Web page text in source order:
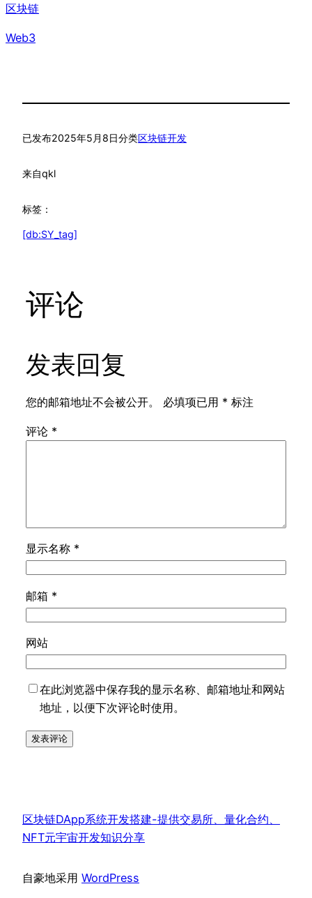
区块链
Web3
已发布2025年5月8日分类区块链开发
来自qkl
标签：
[db:SY_tag]
评论
发表回复
您的邮箱地址不会被公开。 必填项已用 * 标注
评论 *
显示名称 *
邮箱 *
网站
在此浏览器中保存我的显示名称、邮箱地址和网站
地址，以便下次评论时使用。
区块链DApp系统开发搭建-提供交易所、量化合约、
NFT元宇宙开发知识分享
自豪地采用 WordPress